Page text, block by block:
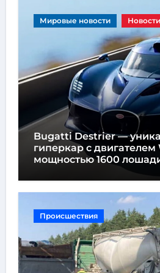
Мировые новости Новости
Bugatti Destrier —
гиперкар с двигателем
мощностью 1600
высотой всего один метр
Происшествия